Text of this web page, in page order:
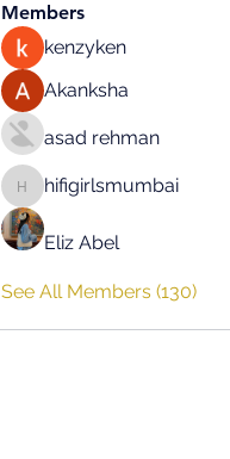
Members
kenzyken
Akanksha
asad rehman
hifigirlsmumbai
hifigirlsmumbai
Eliz Abel
See All Members (130)